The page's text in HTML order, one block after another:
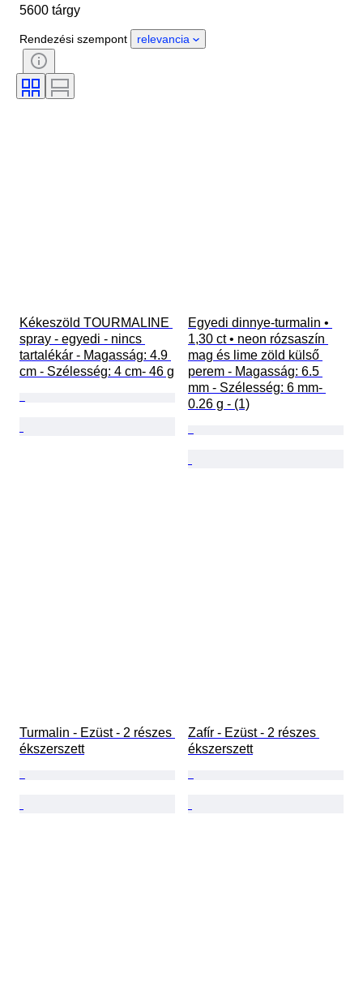
Country of origin
Állapot
Kő
Tanúsítvány
Szín
Ásvány
5600 tárgy
Rendezési szempont relevancia
Kékeszöld TOURMALINE
spray - egyedi - nincs
tartalékár - Magasság: 4.9
cm - Szélesség: 4 cm- 46 g
Egyedi dinnye-turmalin •
1,30 ct • neon rózsaszín
mag és lime zöld külső
perem - Magasság: 6.5
mm - Szélesség: 6 mm-
0.26 g - (1)
Turmalin - Ezüst - 2 részes
ékszerszett
Zafír - Ezüst - 2 részes
ékszerszett